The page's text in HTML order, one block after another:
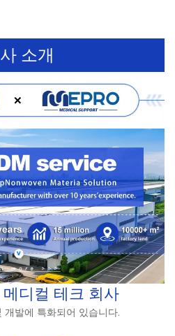
소개
디컬 테크 회사
개발에 특화되어 있습니다.